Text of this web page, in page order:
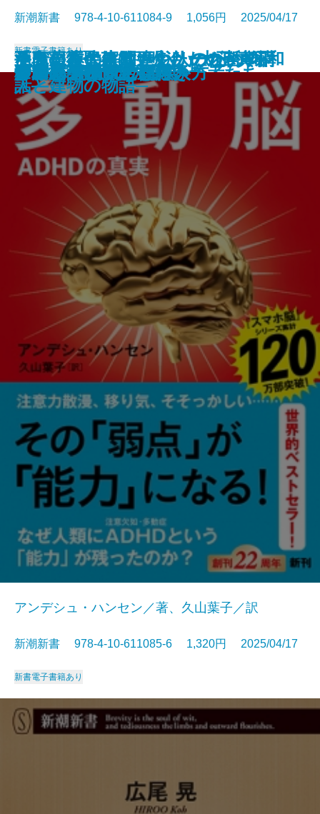
なぜ日本人は間違えたのか─真
説・昭和100年と戦後80年─
奇跡の母親脳
ラクに長生きしたい人のための
よくばり健康法
テレビが終わる日
患者と目を合わせない医者たち
日本文化は絶滅するのか
酒鬼薔薇聖斗は更生したのか─不
確かな境界─
「まさか」の人生
生きる言葉
すごい科学論文
新潮新書 978-4-10-611084-9 1,056円 2025/04/17
新書電子書籍あり
多動脳─ADHDの真実─
アンデシュ・ハンセン／著、久山葉子／訳
新潮新書 978-4-10-611085-6 1,320円 2025/04/17
新書電子書籍あり
野球の記録で話したい
アンパンマンと日本人
グルメ外道
伊藤忠 商人の心得
リキッド消費とは何か
移民リスク
至高の近代建築─明治・大正・昭和
人と建物の物語─
プロパガンダの見抜き方
手段からの解放―シリーズ哲学講
話―